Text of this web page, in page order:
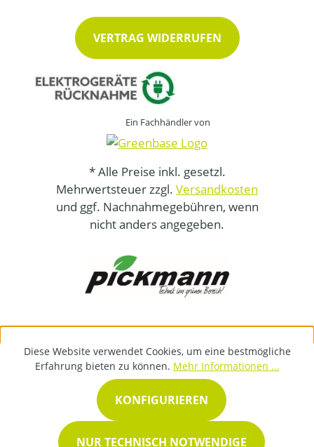
VERTRAG WIDERRUFEN
Ein Fachhändler von
* Alle Preise inkl. gesetzl.
Mehrwertsteuer zzgl. Versandkosten
und ggf. Nachnahmegebühren, wenn
nicht anders angegeben.
Diese Website verwendet Cookies, um eine bestmögliche
Erfahrung bieten zu können. Mehr Informationen ...
NUR TECHNISCH NOTWENDIGE
KONFIGURIEREN